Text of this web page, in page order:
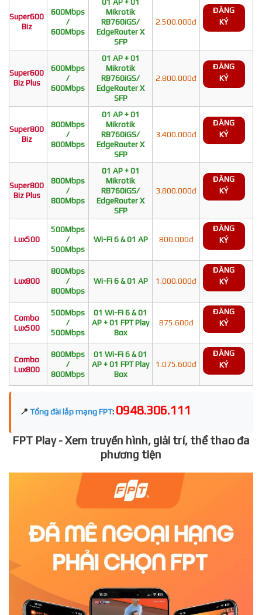
Super600
Biz
600Mbps
/
600Mbps
Mikrotik
RB760iGS/
EdgeRouter X
SFP
2.500.000đ
ĐĂNG
KÝ
Super600
Biz Plus
600Mbps
/
600Mbps
01 AP + 01
Mikrotik
RB760iGS/
EdgeRouter X
SFP
2.800.000đ
ĐĂNG
KÝ
Super800
Biz
800Mbps
/
800Mbps
01 AP + 01
Mikrotik
RB760iGS/
EdgeRouter X
SFP
3.400.000đ
ĐĂNG
KÝ
Super800
Biz Plus
800Mbps
/
800Mbps
01 AP + 01
Mikrotik
RB760iGS/
EdgeRouter X
SFP
3.800.000đ
ĐĂNG
KÝ
Lux500
500Mbps
/
500Mbps
Wi-Fi 6 & 01 AP 800.000đ
ĐĂNG
KÝ
Lux800
800Mbps
/
800Mbps
Wi-Fi 6 & 01 AP 1.000.000đ
ĐĂNG
KÝ
Combo
Lux500
500Mbps
/
500Mbps
01 Wi-Fi 6 & 01
AP + 01 FPT Play
Box
875.600đ
ĐĂNG
KÝ
Combo
Lux800
800Mbps
/
800Mbps
01 Wi-Fi 6 & 01
AP + 01 FPT Play
Box
1.075.600đ
ĐĂNG
KÝ
📍 Tổng đài lắp mạng FPT: 0948.306.111
FPT Play - Xem truyền hình, giải trí, thể thao đa
phương tiện